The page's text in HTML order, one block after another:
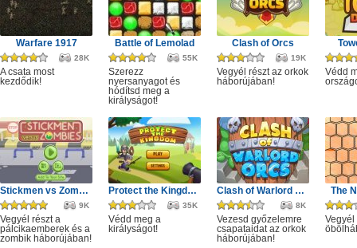
Warfare 1917
28K
A csata most
kezdődik!
Battle of Lemolad
55K
Szerezz
nyersanyagot és
hódítsd meg a
királyságot!
Clash of Orcs
19K
Vegyél részt az orkok
háborújában!
Védd
Stickmen vs Zombies
9K
Vegyél részt a
pálcikaemberek és a
zombik háborújában!
Protect the Kingdom
35K
Védd meg a
királyságot!
Clash of Warlord Orcs
8K
Vezesd győzelemre
csapataidat az orkok
háborújában!
The
Vegyél